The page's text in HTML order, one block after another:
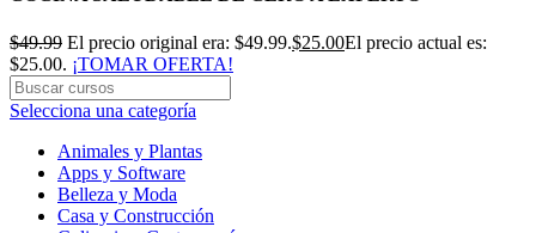
$49.99 El precio original era: $49.99.$25.00El precio actual es:
$25.00. ¡TOMAR OFERTA!
Selecciona una categoría
Animales y Plantas
Apps y Software
Belleza y Moda
Casa y Construcción